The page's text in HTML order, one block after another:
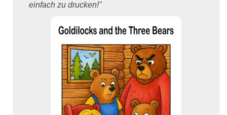
einfach zu drucken!"